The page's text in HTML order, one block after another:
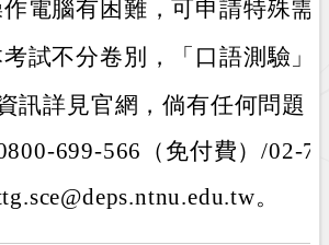
電腦有困難，可申請特殊需
試不分卷別，「口語測驗」
訊詳見官網，倘有任何問題
699-566（免付費）/02-
。